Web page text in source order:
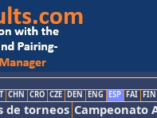
CHN CRO CZE DEN ENG ESP FAI FIN
de torneos Campeonato